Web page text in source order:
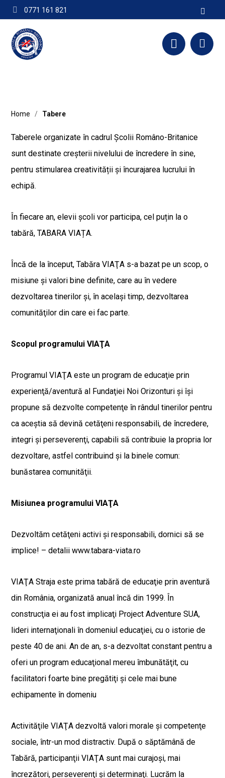
0771 161 821
contact@scoalabritanica.ro
Home / Tabere
Taberele organizate în cadrul Școlii Româno-Britanice
sunt destinate creșterii nivelului de încredere în sine,
pentru stimularea creativității și încurajarea lucrului în
echipă.
În fiecare an, elevii școli vor participa, cel puțin la o
tabără, TABARA VIAȚA.
Încă de la început, Tabăra VIAŢA s-a bazat pe un scop, o
misiune şi valori bine definite, care au în vedere
dezvoltarea tinerilor şi, în acelaşi timp, dezvoltarea
comunităţilor din care ei fac parte.
Scopul programului VIAŢA
Programul VIAŢA este un program de educaţie prin
experienţă/aventură al Fundaţiei Noi Orizonturi şi îşi
propune să dezvolte competenţe în rândul tinerilor pentru
ca aceştia să devină cetăţeni responsabili, de încredere,
integri şi perseverenţi, capabili să contribuie la propria lor
dezvoltare, astfel contribuind şi la binele comun:
bunăstarea comunităţii.
Misiunea programului VIAŢA
Dezvoltăm cetăţeni activi şi responsabili, dornici să se
implice! – detalii www.tabara-viata.ro
VIAŢA Straja este prima tabără de educaţie prin aventură
din România, organizată anual încă din 1999. În
construcţia ei au fost implicaţi Project Adventure SUA,
lideri internaţionali în domeniul educaţiei, cu o istorie de
peste 40 de ani. An de an, s-a dezvoltat constant pentru a
oferi un program educaţional mereu îmbunătăţit, cu
facilitatori foarte bine pregătiţi şi cele mai bune
echipamente în domeniu
Activităţile VIAŢA dezvoltă valori morale şi competenţe
sociale, într-un mod distractiv. După o săptămână de
Tabără, participanţii VIAŢA sunt mai curajoşi, mai
încrezători, perseverenţi şi determinaţi. Lucrăm la